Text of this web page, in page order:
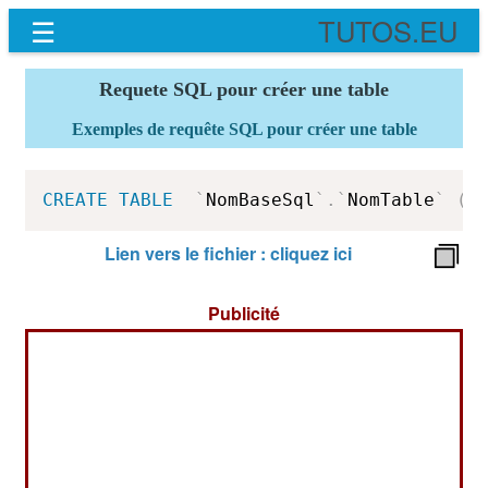
☰ TUTOS.EU
Requete SQL pour créer une table
Exemples de requête SQL pour créer une table
CREATE TABLE ` NomBaseSql ` . ` NomTable` (
Lien vers le fichier : cliquez ici
Publicité